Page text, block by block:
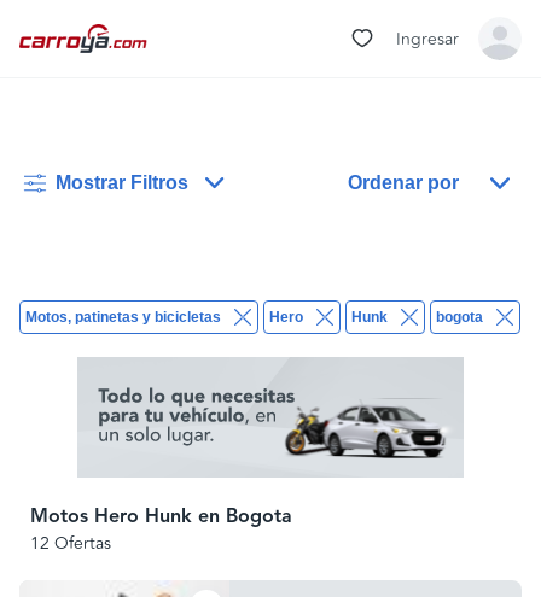
Ingresar
Mostrar Filtros Ordenar por
Motos, patinetas y bicicletas Hero Hunk bogota
Motos Hero Hunk en Bogota
12 Ofertas